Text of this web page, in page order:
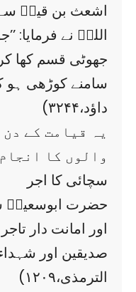
اشعث بن قیسؓ
اللہؐ نے فرمایا:
جھوٹی قسم کھا کر
سامنے کوڑھی ہو
داؤد،۳۲۴۴)
یہ قیامت کے
والوں کا
سچائی کا اجر
حضرت ابوسعیدؓ
اور امانت دار تاجر
صدیقین اور
الترمذی،۱۲۰۹)